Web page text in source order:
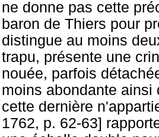
ne donne pas cette
baron de Thiers pour
distingue au moins
trapu, présente une
nouée, parfois
moins abondante ainsi
cette dernière
1762, p. 62-63]